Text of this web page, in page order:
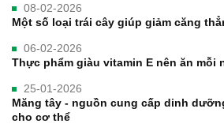
08-02-2026
Một số loại trái cây giúp giảm căng
06-02-2026
Thực phẩm giàu vitamin E nên ăn mỗi
25-01-2026
Măng tây - nguồn cung cấp dinh
cho cơ thể